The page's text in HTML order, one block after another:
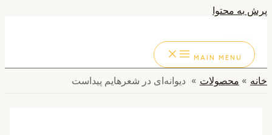
پرش به محتوا
MAIN MENU
خانه محصولات دیوانه‌ای در شعرهایم پیداست